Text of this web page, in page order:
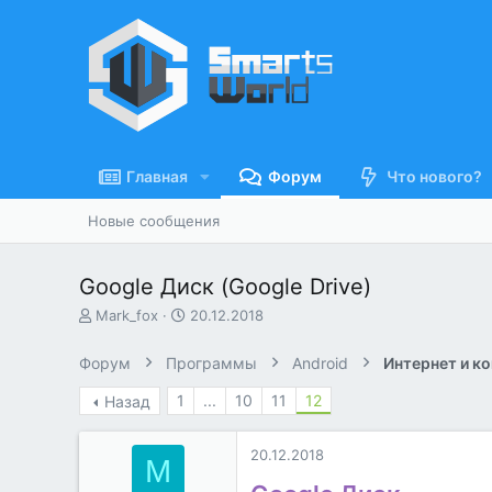
Главная Форум Что нового?
Новые сообщения
Google Диск (Google Drive)
А
о
р
т
е
Mark_fox
Д
а
н
а
ч
20.12.2018
Форум Программы Android Интернет и
Назад 1 ... 10 11 12
M 20.12.2018